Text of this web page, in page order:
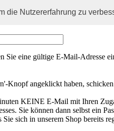
die Nutzererfahrung zu
Sie eine gültige E-Mail-Adresse
Knopf angeklickt haben,
KEINE E-Mail mit Ihren
Sie können dann selbst ein
Sie sich in unserem Shop bereits